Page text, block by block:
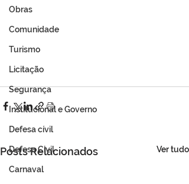
Obras
Comunidade
Turismo
Licitação
Segurança
Institucional e Governo
Defesa cívil
Defesa Civil
Carnaval
Posts Relacionados Ver tudo